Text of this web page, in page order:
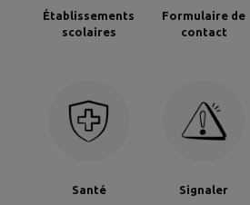
Établissements
scolaires
Formulaire de
contact
Santé Signaler